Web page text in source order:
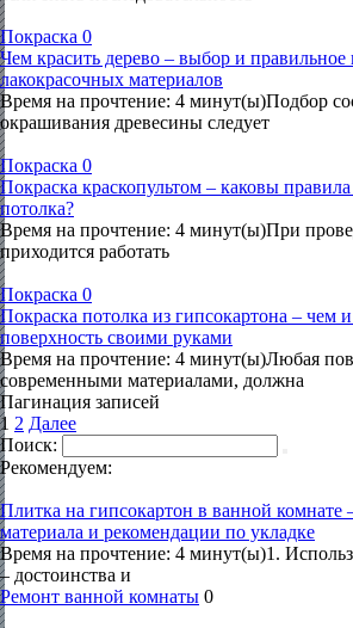
Покраска 0
Чем красить дерево – выбор и
лакокрасочных материалов
Время на прочтение: 4 минут(ы)Подбор
окрашивания древесины следует
Покраска 0
Покраска краскопультом – каковы
потолка?
Время на прочтение: 4 минут(ы)При
приходится работать
Покраска 0
Покраска потолка из гипсокартона – чем
поверхность своими руками
Время на прочтение: 4 минут(ы)Любая
современными материалами, должна
Пагинация записей
1 2 Далее
Поиск:
Рекомендуем:
Плитка на гипсокартон в ванной комнате
материала и рекомендации по укладке
Время на прочтение: 4 минут(ы)1.
– достоинства и
Ремонт ванной комнаты 0